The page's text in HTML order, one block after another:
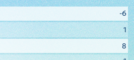
-6
1
8